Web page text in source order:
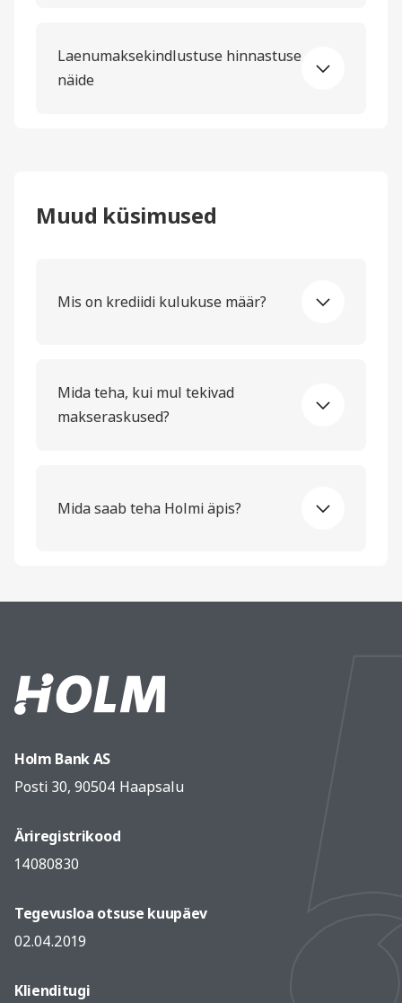
Laenumaksekindlustuse hinnastuse
näide
Muud küsimused
Mis on krediidi kulukuse määr?
Mida teha, kui mul tekivad
makseraskused?
Mida saab teha Holmi äpis?
Holm Bank AS
Posti 30, 90504 Haapsalu
Äriregistrikood
14080830
Tegevusloa otsuse kuupäev
02.04.2019
Klienditugi